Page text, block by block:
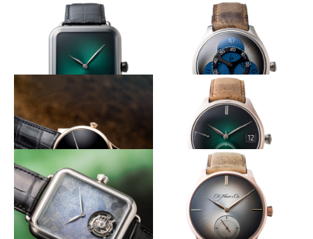
H.MOSER&CIE.
パイオニア・トゥールビヨン
H.MOSER&CIE.
エンデバー・コンセプト ミニ
ッツリピーター トゥールビヨ
H.MOSER&CIE.
スイス・アルプ・ウォッチ・コ
ンセプト
暗闇で光を放つアワーディスク
H.MOSER&CIE.
エンデバー・フライングアワー
ズ スーパールミノヴァ ブルー
H.MOSER&CIE.
ベンチャー・コンセプト ベン
タブラック
モーザーを代表する機構とダイヤル
H.MOSER&CIE.
エンデバー・パーペチュアルカ
レンダー ピュリティ
四角に仕立てた堂々たる複雑機構
グレーのグラデでシンプルシックに